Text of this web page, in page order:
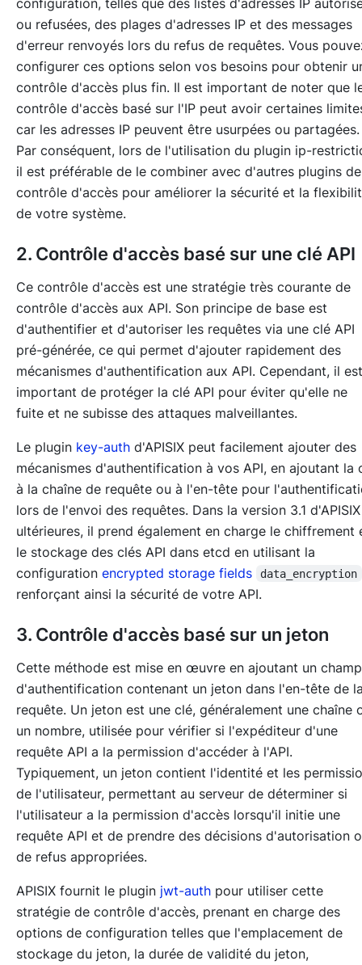
ou refusées, des plages d'adresses IP et des messages
d'erreur renvoyés lors du refus de requêtes. Vous
configurer ces options selon vos besoins pour obtenir
contrôle d'accès plus fin. Il est important de noter que
contrôle d'accès basé sur l'IP peut avoir certaines
car les adresses IP peuvent être usurpées ou partagées.
Par conséquent, lors de l'utilisation du plugin ip-
il est préférable de le combiner avec d'autres plugins de
contrôle d'accès pour améliorer la sécurité et la
de votre système.
2. Contrôle d'accès basé sur une clé API
Ce contrôle d'accès est une stratégie très courante de
contrôle d'accès aux API. Son principe de base est
d'authentifier et d'autoriser les requêtes via une clé API
pré-générée, ce qui permet d'ajouter rapidement des
mécanismes d'authentification aux API. Cependant, il est
important de protéger la clé API pour éviter qu'elle ne
fuite et ne subisse des attaques malveillantes.
Le plugin key-auth d'APISIX peut facilement ajouter des
mécanismes d'authentification à vos API, en ajoutant la
à la chaîne de requête ou à l'en-tête pour
lors de l'envoi des requêtes. Dans la version 3.1
ultérieures, il prend également en charge le chiffrement
le stockage des clés API dans etcd en utilisant la
configuration encrypted storage fields data_encryption
renforçant ainsi la sécurité de votre API.
3. Contrôle d'accès basé sur un jeton
Cette méthode est mise en œuvre en ajoutant un champ
d'authentification contenant un jeton dans l'en-tête de
requête. Un jeton est une clé, généralement une chaîne
un nombre, utilisée pour vérifier si l'expéditeur d'une
requête API a la permission d'accéder à l'API.
Typiquement, un jeton contient l'identité et les
de l'utilisateur, permettant au serveur de déterminer si
l'utilisateur a la permission d'accès lorsqu'il initie une
requête API et de prendre des décisions d'autorisation
de refus appropriées.
APISIX fournit le plugin jwt-auth pour utiliser cette
stratégie de contrôle d'accès, prenant en charge des
options de configuration telles que l'emplacement de
stockage du jeton, la durée de validité du jeton,